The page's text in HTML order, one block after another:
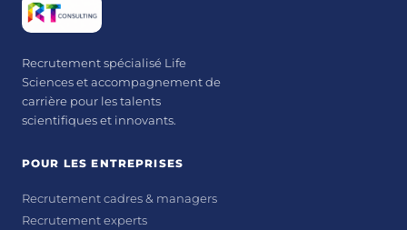
Recrutement spécialisé Life
Sciences et accompagnement de
carrière pour les talents
scientifiques et innovants.
POUR LES ENTREPRISES
Recrutement cadres & managers
Recrutement experts